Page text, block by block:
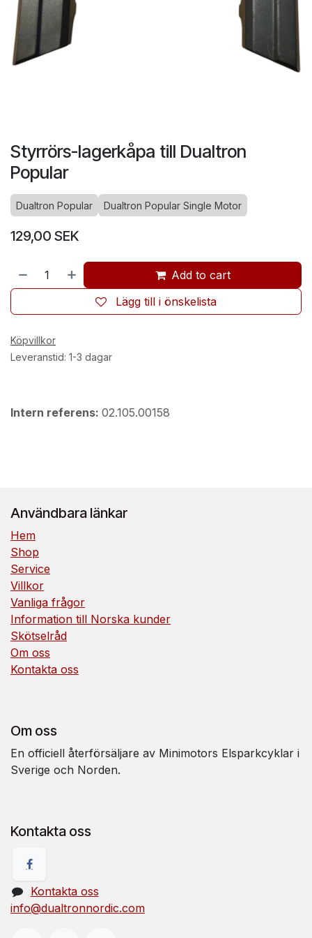
Styrrörs-lagerkåpa till Dualtron
Popular
Dualtron Popular Dualtron Popular Single Motor
129,00 SEK
Add to cart
Lägg till i önskelista
Köpvillkor
Leveranstid: 1-3 dagar
Intern referens: 02.105.00158
Användbara länkar
Hem
Shop
Service
Villkor
Vanliga frågor
Information till Norska kunder
Skötselråd
Om oss
Kontakta oss
Om oss
En officiell återförsäljare av Minimotors Elsparkcyklar i
Sverige och Norden.
Kontakta oss
Kontakta oss
info@dualtronnordic.com